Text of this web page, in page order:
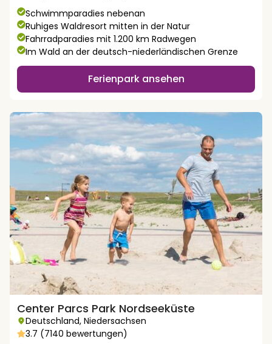
Schwimmparadies nebenan
Ruhiges Waldresort mitten in der Natur
Fahrradparadies mit 1.200 km Radwegen
Im Wald an der deutsch-niederländischen Grenze
Ferienpark ansehen
Center Parcs Park Nordseeküste
Deutschland, Niedersachsen
3.7 (7140 bewertungen)